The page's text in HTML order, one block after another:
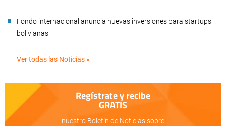
Fondo internacional anuncia nuevas inversiones para startups
bolivianas
Ver todas las Noticias »
Regístrate y recibe
GRATIS
nuestro Boletín de Noticias sobre